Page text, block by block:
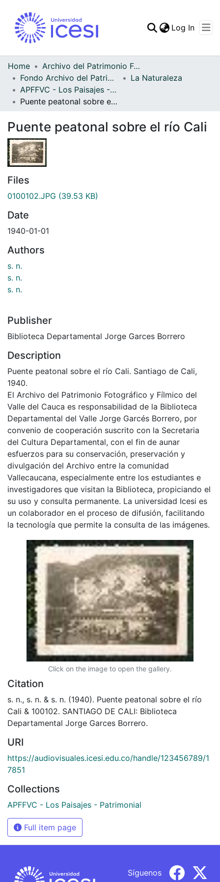
Statistics
Log In
Home
Archivo del Patrimonio Fotográfico y Fílmico del Valle del Cauca
Fondo Archivo del Patrimonio Fotográfico y Fílmico del Valle del Cauca
La Naturaleza
APFFVC - Los Paisajes - Patrimonial
Puente peatonal sobre el río Cali
Puente peatonal sobre el río Cali
Files
0100102.JPG (39.53 KB)
Date
1940-01-01
Authors
s. n.
s. n.
s. n.
Publisher
Biblioteca Departamental Jorge Garces Borrero
Description
Puente peatonal sobre el río Cali. Santiago de Cali,
1940.
El Archivo del Patrimonio Fotográfico y Fílmico del
Valle del Cauca es responsabilidad de la Biblioteca
Departamental del Valle Jorge Garcés Borrero, por
convenio de cooperación suscrito con la Secretaria
del Cultura Departamental, con el fin de aunar
esfuerzos para su conservación, preservación y
divulgación del Archivo entre la comunidad
Vallecaucana, especialmente entre los estudiantes e
investigadores que visitan la Biblioteca, propiciando el
su uso y consulta permanente. La universidad Icesi es
un colaborador en el proceso de difusión, facilitando
la tecnología que permite la consulta de las imágenes.
Click on the image to open the gallery.
Citation
s. n., s. n. & s. n. (1940). Puente peatonal sobre el río
Cali & 100102. SANTIAGO DE CALI: Biblioteca
Departamental Jorge Garces Borrero.
URI
https://audiovisuales.icesi.edu.co/handle/123456789/1
7851
Collections
APFFVC - Los Paisajes - Patrimonial
Full item page
Síguenos